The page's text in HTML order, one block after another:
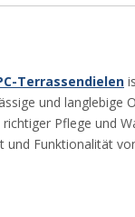
Terrassendielen
und
Pflege und
Funktionalität